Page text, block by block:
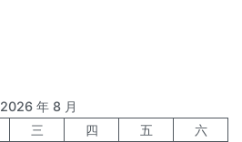
2026 年 8 月
三 四 五
六